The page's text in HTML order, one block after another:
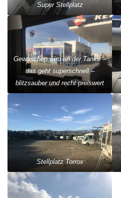
Super Stellplatz
Gewaschen wird an der Tanke –
das geht superschnell –
blitzsauber und recht preiswert
Stellplatz Torrox